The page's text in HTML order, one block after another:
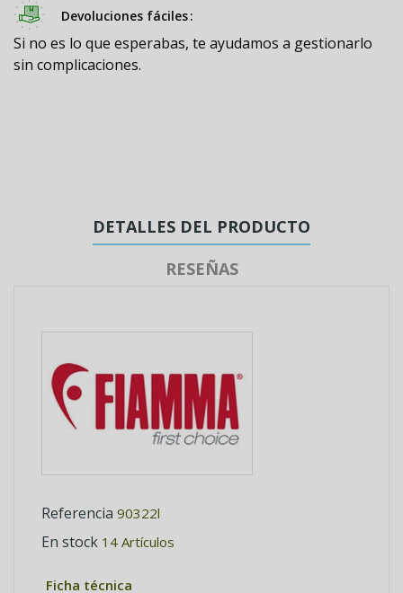
Devoluciones fáciles
Si no es lo que esperabas, te ayudamos a gestionarlo
sin complicaciones.
DETALLES DEL PRODUCTO
RESEÑAS
Referencia 90322l
En stock 14 Artículos
Ficha técnica